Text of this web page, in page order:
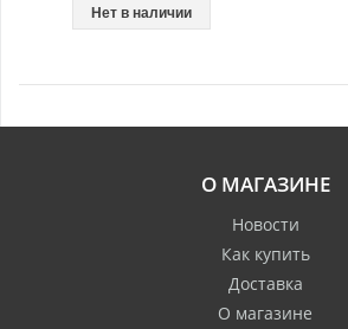
Нет в наличии
О МАГАЗИНЕ
Новости
Как купить
Доставка
О магазине